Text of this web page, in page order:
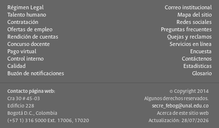
Régimen Legal
Talento humano
Contratación
Ofertas de empleo
Rendición de cuentas
Concurso docente
Pago virtual
Control interno
Calidad
Buzón de notificaciones
Correo institucional
Mapa del sitio
Redes sociales
Preguntas frecuentes
Quejas y reclamos
Servicios en línea
Encuesta
Contáctenos
Estadísticas
Glosario
Contacto página web:
Cra 30 # 45-03
Edificio 228
Bogotá D.C., Colombia
(+57 1) 316 5000 Ext. 17006, 17020
© Copyright 2014
Algunos derechos reservados.
secre_febog@unal.edu.co
Acerca de este sitio web
Actualización: 28/07/2026